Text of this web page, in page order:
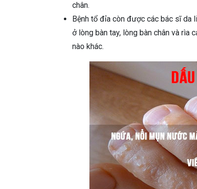
chân.
Bệnh tổ đỉa còn được các bác sĩ da
ở lòng bàn tay, lòng bàn chân và rìa
nào khác.